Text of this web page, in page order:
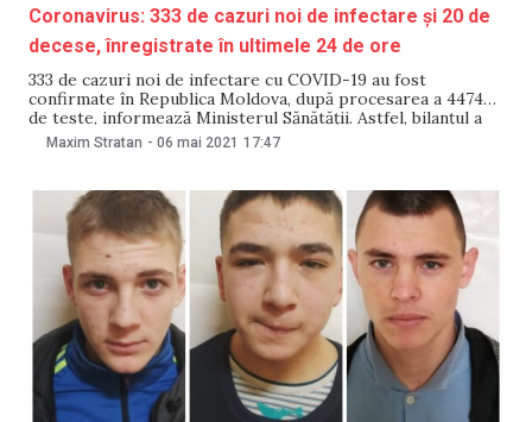
Coronavirus: 333 de cazuri noi de infectare și 20 de
decese, înregistrate în ultimele 24 de ore
333 de cazuri noi de infectare cu COVID-19 au fost
confirmate în Republica Moldova, după procesarea a 4474
de teste, informează Ministerul Sănătății. Astfel, bilanțul a
ajuns la 252 153. Din numărul total de cazuri, cinci sunt în
Maxim Stratan - 06 mai 2021 17:47